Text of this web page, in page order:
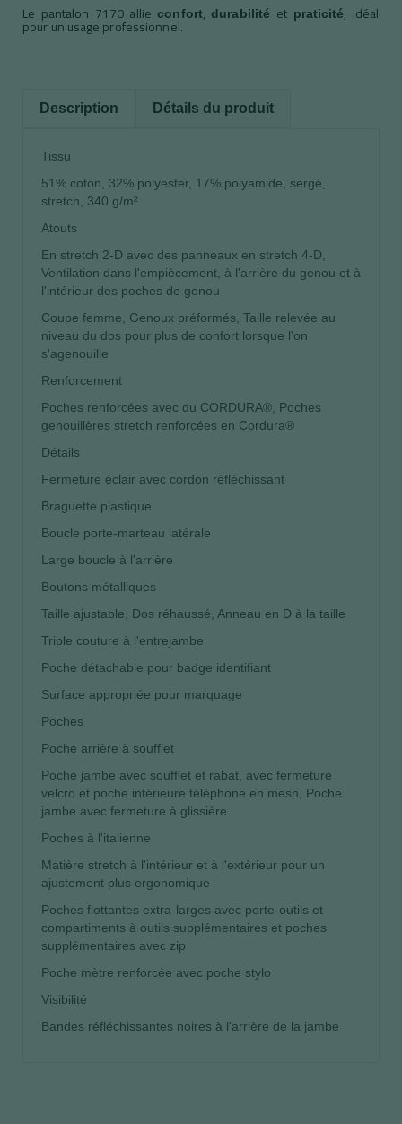
Le pantalon 7170 allieconfort,durabilité et praticité, idéal
pour un usage professionnel.
Description Détails du produit
Tissu
51% coton, 32% polyester, 17% polyamide, sergé,
stretch, 340 g/m²
Atouts
En stretch 2-D avec des panneaux en stretch 4-D,
Ventilation dans l'empiècement, à l'arrière du genou et à
l'intérieur des poches de genou
Coupe femme, Genoux préformés, Taille relevée au
niveau du dos pour plus de confort lorsque l'on
s'agenouille
Renforcement
Poches renforcées avec du CORDURA®, Poches
genouillères stretch renforcées en Cordura®
Détails
Fermeture éclair avec cordon réfléchissant
Braguette plastique
Boucle porte-marteau latérale
Large boucle à l'arrière
Boutons métalliques
Taille ajustable, Dos réhaussé, Anneau en D à la taille
Triple couture à l'entrejambe
Poche détachable pour badge identifiant
Surface appropriée pour marquage
Poches
Poche arrière à soufflet
Poche jambe avec soufflet et rabat, avec fermeture
velcro et poche intérieure téléphone en mesh, Poche
jambe avec fermeture à glissière
Poches à l'italienne
Matière stretch à l'intérieur et à l'extérieur pour un
ajustement plus ergonomique
Poches flottantes extra-larges avec porte-outils et
compartiments à outils supplémentaires et poches
supplémentaires avec zip
Poche mètre renforcée avec poche stylo
Visibilité
Bandes réfléchissantes noires à l'arrière de la jambe